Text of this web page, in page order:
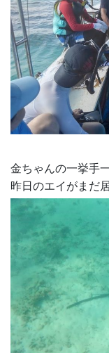
金ちゃんの一挙手
昨日のエイがまだ